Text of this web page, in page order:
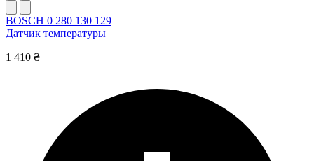
BOSCH 0 280 130 129
Датчик температуры
1 410 ₴